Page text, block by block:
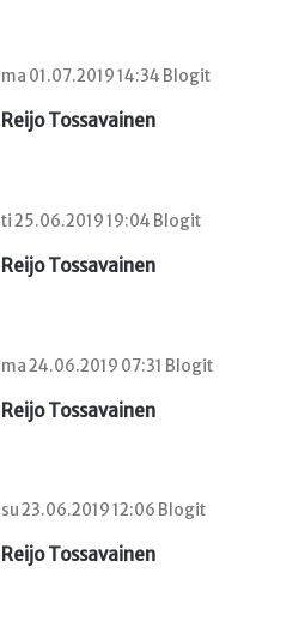
ma 01.07.2019 14:34 Blogit
Reijo Tossavainen
ti 25.06.2019 19:04 Blogit
Reijo Tossavainen
ma 24.06.2019 07:31 Blogit
Reijo Tossavainen
su 23.06.2019 12:06 Blogit
Reijo Tossavainen